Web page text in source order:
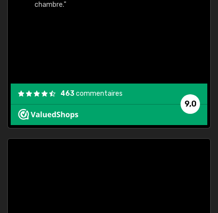
chambre."
9,0
463commentaires